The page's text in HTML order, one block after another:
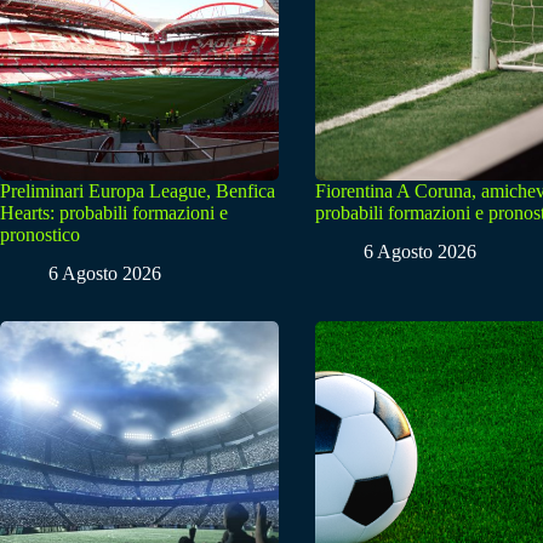
Preliminari Europa League, Benfica
Hearts: probabili formazioni e
pronostico
6 Agosto 2026
Fiorentina A Coruna,
probabili formazioni e
6 Agosto 2026